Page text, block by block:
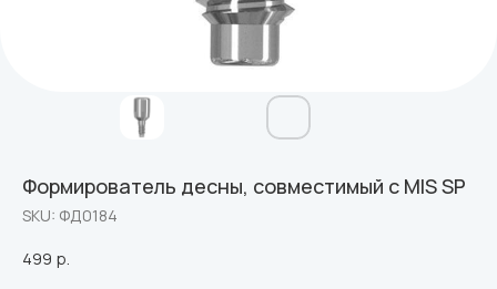
Формирователь десны, совместимый с MIS SP
SKU: ФД0184
499 р.